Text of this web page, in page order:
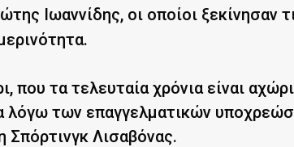
Ιωαννίδης, οι οποίοι ξεκίνησαν
που τα τελευταία χρόνια είναι
λόγω των επαγγελματικών
Λισαβόνας.